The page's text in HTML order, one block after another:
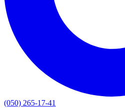
(050) 265-17-41